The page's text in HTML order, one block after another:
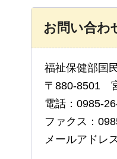
お問い合わ
福祉保健部国
〒880-8501
電話：0985-
ファクス：
メールアドレ